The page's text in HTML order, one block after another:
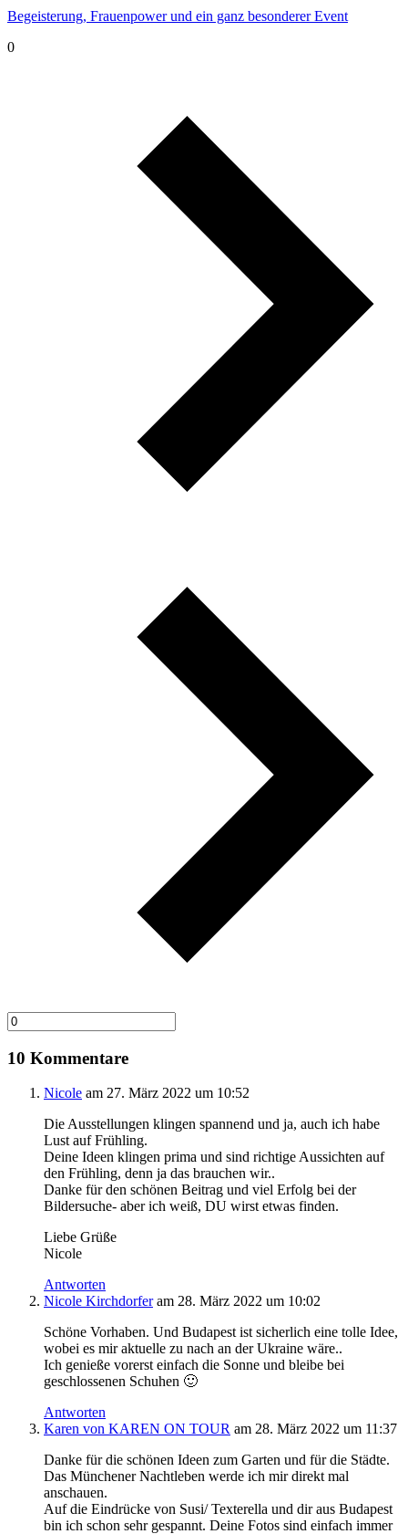
Begeisterung, Frauenpower und ein ganz besonderer Event
0
10 Kommentare
Nicole am 27. März 2022 um 10:52
Die Ausstellungen klingen spannend und ja, auch ich habe
Lust auf Frühling.
Deine Ideen klingen prima und sind richtige Aussichten auf
den Frühling, denn ja das brauchen wir..
Danke für den schönen Beitrag und viel Erfolg bei der
Bildersuche- aber ich weiß, DU wirst etwas finden.
Liebe Grüße
Nicole
Antworten
Nicole Kirchdorfer am 28. März 2022 um 10:02
Schöne Vorhaben. Und Budapest ist sicherlich eine tolle Idee,
wobei es mir aktuelle zu nach an der Ukraine wäre..
Ich genieße vorerst einfach die Sonne und bleibe bei
geschlossenen Schuhen 🙂
Antworten
Karen von KAREN ON TOUR am 28. März 2022 um 11:37
Danke für die schönen Ideen zum Garten und für die Städte.
Das Münchener Nachtleben werde ich mir direkt mal
anschauen.
Auf die Eindrücke von Susi/ Texterella und dir aus Budapest
bin ich schon sehr gespannt. Deine Fotos sind einfach immer